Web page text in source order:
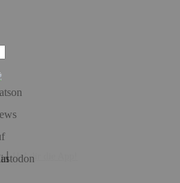
Hol dir die App!